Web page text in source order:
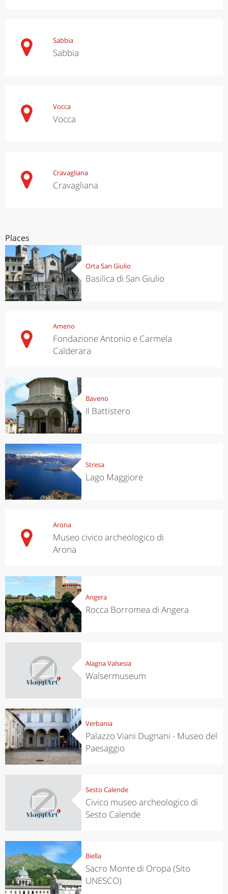
Sabbia
Sabbia
Vocca
Vocca
Cravagliana
Cravagliana
Places
Orta San Giulio
Basilica di San Giulio
Ameno
Fondazione Antonio e Carmela
Calderara
Baveno
Il Battistero
Stresa
Lago Maggiore
Arona
Museo civico archeologico di
Arona
Angera
Rocca Borromea di Angera
Alagna Valsesia
Walsermuseum
Verbania
Palazzo Viani Dugnani - Museo del
Paesaggio
Sesto Calende
Civico museo archeologico di
Sesto Calende
Biella
Sacro Monte di Oropa (Sito
UNESCO)